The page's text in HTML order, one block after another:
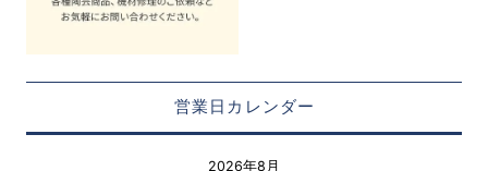
営業日カレンダー
2026年8月